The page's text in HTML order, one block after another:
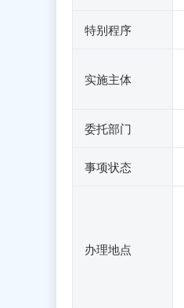
特别程序
实施主体
委托部门
事项状态
办理地点